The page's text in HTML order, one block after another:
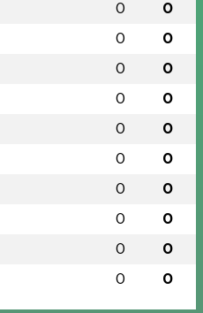
0 0
0 0
0 0
0 0
0 0
0 0
0 0
0 0
0 0
0 0